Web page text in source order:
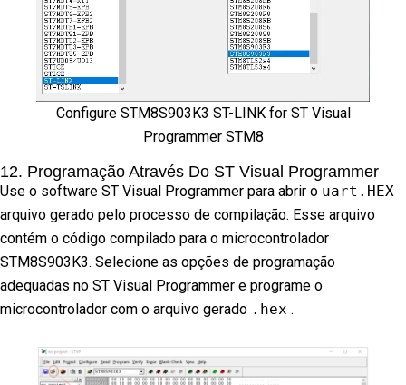
Configure STM8S903K3 ST-LINK for ST Visual
Programmer STM8
12. Programação Através Do ST Visual Programmer
Use o software ST Visual Programmer para abrir o uart.HEX
arquivo gerado pelo processo de compilação. Esse arquivo
contém o código compilado para o microcontrolador
STM8S903K3. Selecione as opções de programação
adequadas no ST Visual Programmer e programe o
microcontrolador com o arquivo gerado .hex .